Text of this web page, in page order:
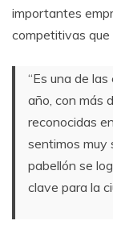
importantes
competitivas
“Es una de
año, con más
reconocidas
sentimos muy
pabellón se
clave para la